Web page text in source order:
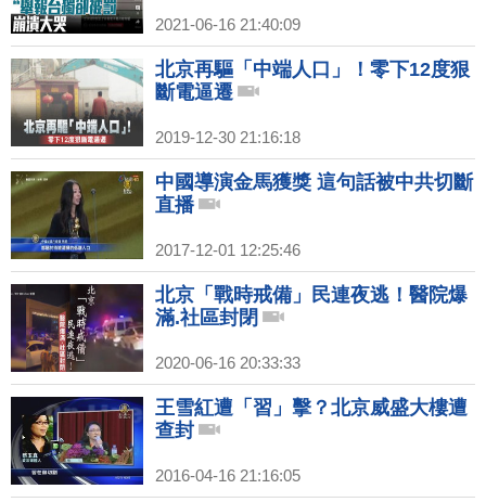
2021-06-16 21:40:09
北京再驅「中端人口」！零下12度狠
斷電逼遷
2019-12-30 21:16:18
中國導演金馬獲獎 這句話被中共切斷
直播
2017-12-01 12:25:46
北京「戰時戒備」民連夜逃！醫院爆
滿.社區封閉
2020-06-16 20:33:33
王雪紅遭「習」擊？北京威盛大樓遭
查封
2016-04-16 21:16:05